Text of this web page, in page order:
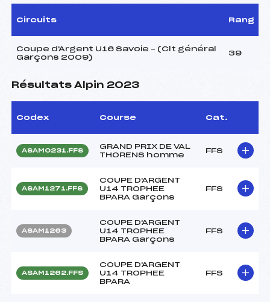
Circuits Rang
Coupe d'Argent U16 Savoie – (Clt général
Garçons 2009)
39
Résultats Alpin 2023
Codex Course Cat.
ASAM0231.FFS
GRAND PRIX DE VAL
THORENS homme
FFS
ASAM1271.FFS
COUPE D'ARGENT
U14 TROPHEE
BPARA Garçons
FFS
ASAM1263
COUPE D'ARGENT
U14 TROPHEE
BPARA Garçons
FFS
ASAM1262.FFS
COUPE D'ARGENT
U14 TROPHEE
BPARA
FFS